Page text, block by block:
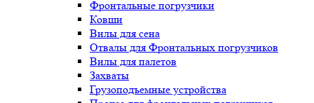
Фронтальные погрузчики
Ковши
Вилы для сена
Отвалы для Фронтальных погрузчиков
Вилы для палетов
Захваты
Грузоподъемные устройства